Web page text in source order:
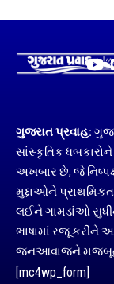
ગુજરાત પ્રવાહ:
સાંસ્કૃતિક
અખબાર છે, જે
મુદ્દાઓને
લઈને ગામડાંઓ
ભાષામાં રજૂ
જનઆવાજને મજબૂત
[mc4wp_form]